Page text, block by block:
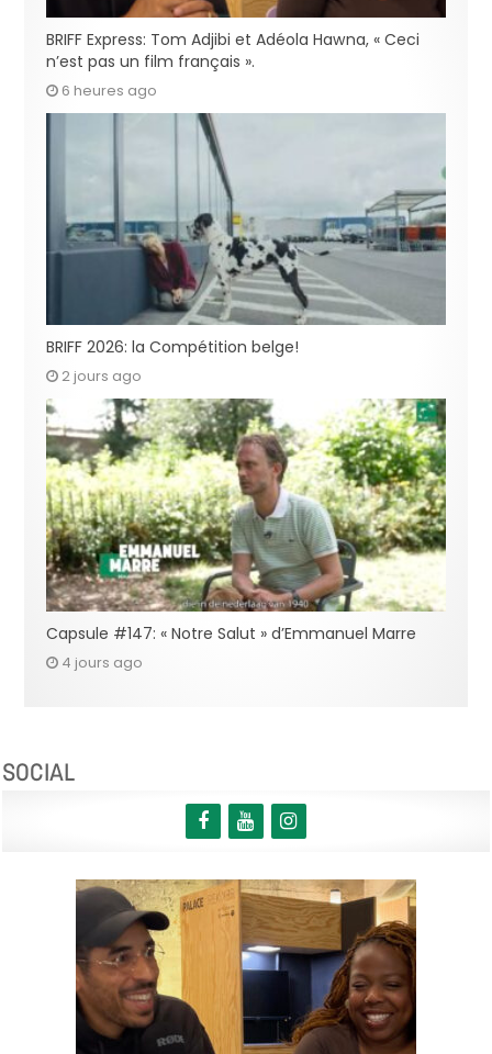
BRIFF Express: Tom Adjibi et Adéola Hawna, « Ceci
n’est pas un film français ».
6 heures ago
BRIFF 2026: la Compétition belge!
2 jours ago
Capsule #147: « Notre Salut » d’Emmanuel Marre
4 jours ago
SOCIAL